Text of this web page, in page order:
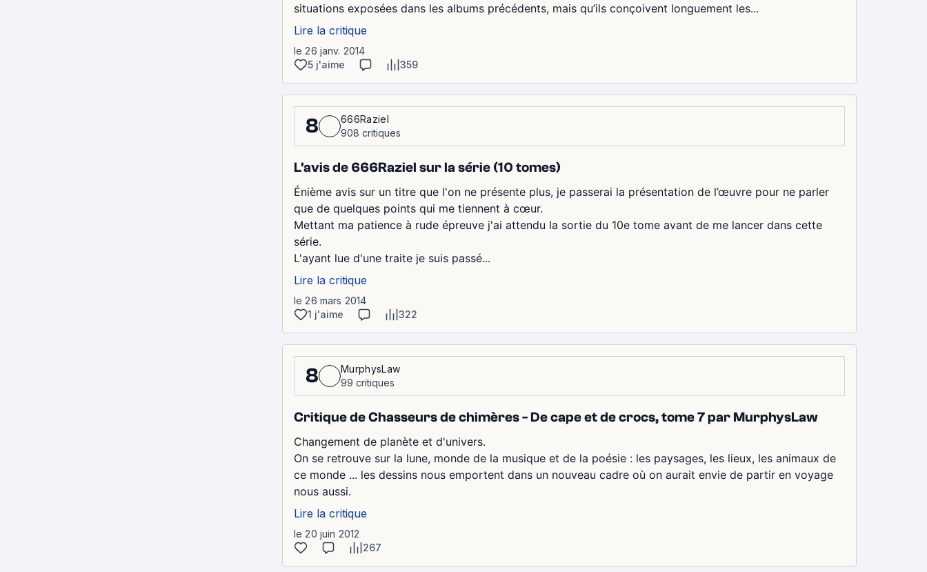
situations exposées dans les albums précédents, mais qu’ils conçoivent longuement les...
Lire la critique
le 26 janv. 2014
5 j'aime
359
8
666Raziel
908 critiques
L'avis de 666Raziel sur la série (10 tomes)
Énième avis sur un titre que l'on ne présente plus, je passerai la présentation de l’œuvre pour ne parler
que de quelques points qui me tiennent à cœur.
Mettant ma patience à rude épreuve j'ai attendu la sortie du 10e tome avant de me lancer dans cette
série.
L'ayant lue d'une traite je suis passé...
Lire la critique
le 26 mars 2014
1 j'aime
322
8
MurphysLaw
99 critiques
Critique de Chasseurs de chimères - De cape et de crocs, tome 7 par MurphysLaw
Changement de planète et d'univers.
On se retrouve sur la lune, monde de la musique et de la poésie : les paysages, les lieux, les animaux de
ce monde ... les dessins nous emportent dans un nouveau cadre où on aurait envie de partir en voyage
Lire la critique
le 20 juin 2012
267